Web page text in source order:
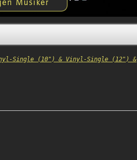
Single (10") & Vinyl-Single (12") &